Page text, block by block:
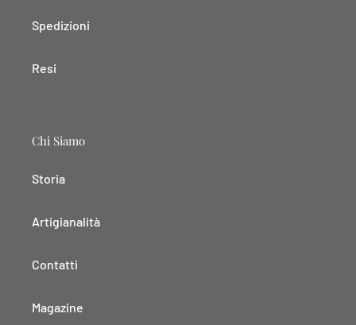
Spedizioni
Resi
Chi Siamo
Storia
Artigianalità
Contatti
Magazine